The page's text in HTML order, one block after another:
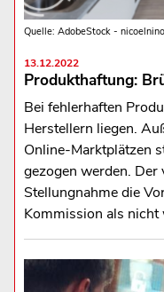
Quelle: AdobeStock - nicoelnino
13.12.2022
Produkthaftung:
Bei fehlerhaften
Herstellern liegen.
Online-Marktplätzen
gezogen werden.
Stellungnahme die
Kommission als nicht